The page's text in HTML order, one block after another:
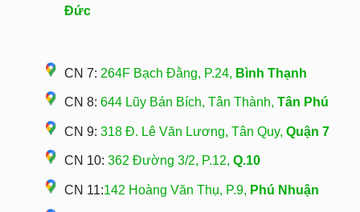
Đức
CN 7: 264F Bạch Đằng, P.24, Bình Thạnh
CN 8: 644 Lũy Bán Bích, Tân Thành, Tân Phú
CN 9: 318 Đ. Lê Văn Lương, Tân Quy, Quận 7
CN 10: 362 Đường 3/2, P.12, Q.10
CN 11:142 Hoàng Văn Thụ, P.9, Phú Nhuận